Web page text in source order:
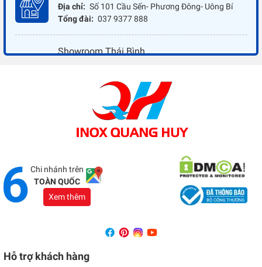
Địa chỉ: Số 101 Cầu Sến- Phương Đông- Uông Bí
Tổng đài: 037 9377 888
Showroom Thái Bình
037 9377 888
Showroom Đồng Nai
Địa chỉ: 1066 - QL 51 Tổ 3- Ấp Đồng- Phước Tân-
Chi nhánh trên
TOÀN QUỐC
Xem thêm
Hỗ trợ khách hàng